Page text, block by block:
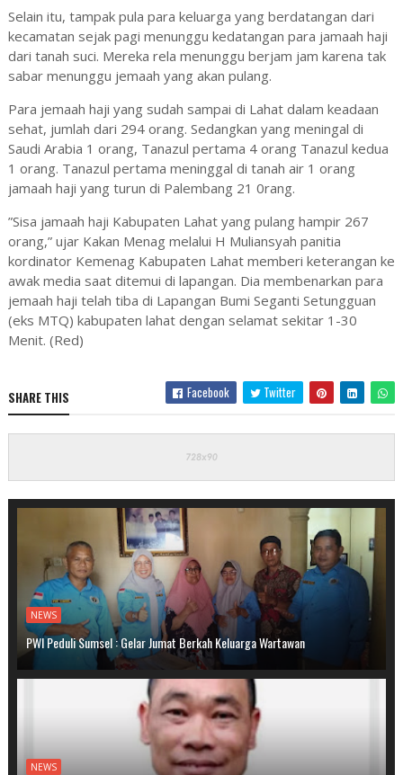
Selain itu, tampak pula para keluarga yang berdatangan dari
kecamatan sejak pagi menunggu kedatangan para jamaah haji
dari tanah suci. Mereka rela menunggu berjam jam karena tak
sabar menunggu jemaah yang akan pulang.
Para jemaah haji yang sudah sampai di Lahat dalam keadaan
sehat, jumlah dari 294 orang. Sedangkan yang meningal di
Saudi Arabia 1 orang, Tanazul pertama 4 orang Tanazul kedua
1 orang. Tanazul pertama meninggal di tanah air 1 orang
jamaah haji yang turun di Palembang 21 0rang.
”Sisa jamaah haji Kabupaten Lahat yang pulang hampir 267
orang,” ujar Kakan Menag melalui H Muliansyah panitia
kordinator Kemenag Kabupaten Lahat memberi keterangan ke
awak media saat ditemui di lapangan. Dia membenarkan para
jemaah haji telah tiba di Lapangan Bumi Seganti Setungguan
(eks MTQ) kabupaten lahat dengan selamat sekitar 1-30
Menit. (Red)
SHARE THIS Facebook Twitter
NEWS
PWI Peduli Sumsel : Gelar Jumat Berkah Keluarga Wartawan
NEWS